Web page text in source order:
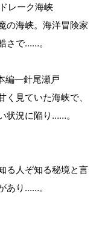
レーク海峡
の海峡。海洋冒険家
さで……。
編―針尾瀬戸
見ていた海峡で、
状況に陥り……。
る人ぞ知る秘境と言
あり……。